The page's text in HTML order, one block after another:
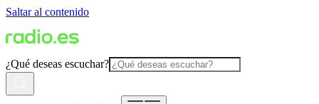
Saltar al contenido
¿Qué deseas escuchar?